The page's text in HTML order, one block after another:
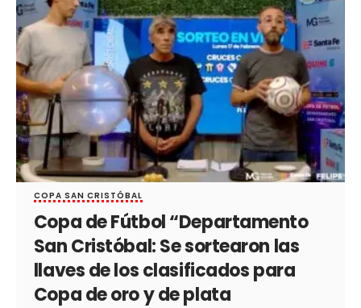
COPA SAN CRISTÓBAL
Copa de Fútbol “Departamento
San Cristóbal: Se sortearon las
llaves de los clasificados para
Copa de oro y de plata